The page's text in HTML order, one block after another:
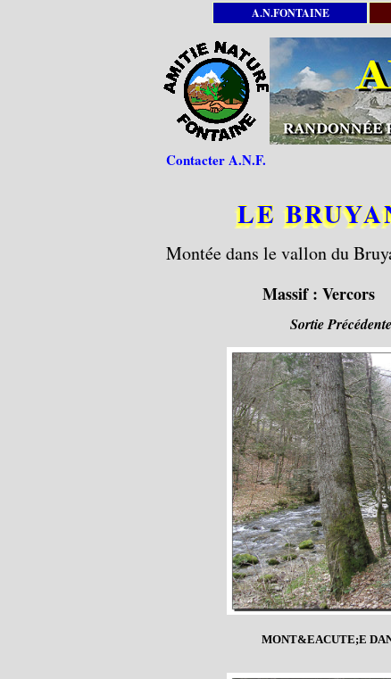
A.N.FONTAINE
Contacter A.N.F.
LE
Montée dans le vallon du
Massif : Vercors
Sortie Précédente
MONT&EACUTE;E